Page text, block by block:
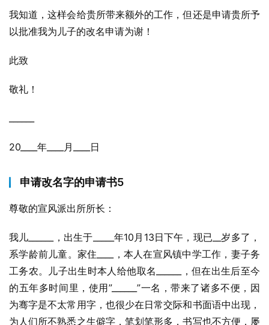
我知道，这样会给贵所带来额外的工作，但还是申请贵所予
以批准我为儿子的改名申请为谢！
此致
敬礼！
20____年____月____日
申请改名字的申请书5
尊敬的宣风派出所所长：
我儿______，出生于_____年10月13日下午，现已__岁多了，
系学龄前儿童。家住____，本人在宣风镇中学工作，妻子务
工务农。儿子出生时本人给他取名______，但在出生后至今
的五年多时间里，使用”______”一名，带来了诸多不便，因
为骞字是不太常用字，也很少在日常交际和书面语中出现，
为人们所不熟悉之生僻字，笔划笔形多，书写也不方便，屡